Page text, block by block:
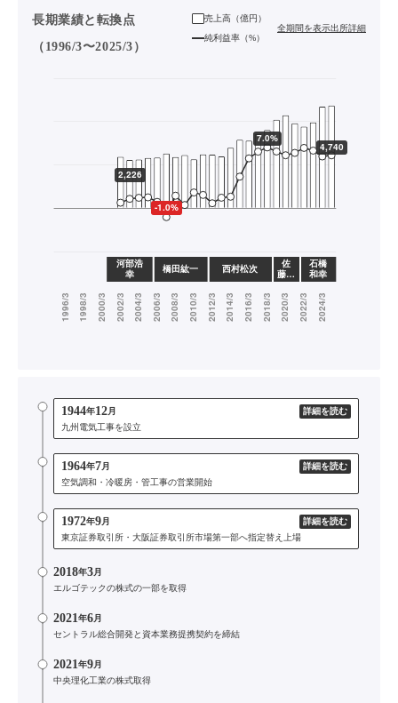
長期業績と転換点
（1996/3〜2025/3）
売上高（億円）
純利益率（%）
全期間を表示出所詳細
1944年12月
詳細を読む
九州電気工事を設立
1964年7月
詳細を読む
空気調和・冷暖房・管工事の営業開始
1972年9月
詳細を読む
東京証券取引所・大阪証券取引所市場第一部へ指定替え上場
2018年3月
エルゴテックの株式の一部を取得
2021年6月
セントラル総合開発と資本業務提携契約を締結
2021年9月
中央理化工業の株式取得